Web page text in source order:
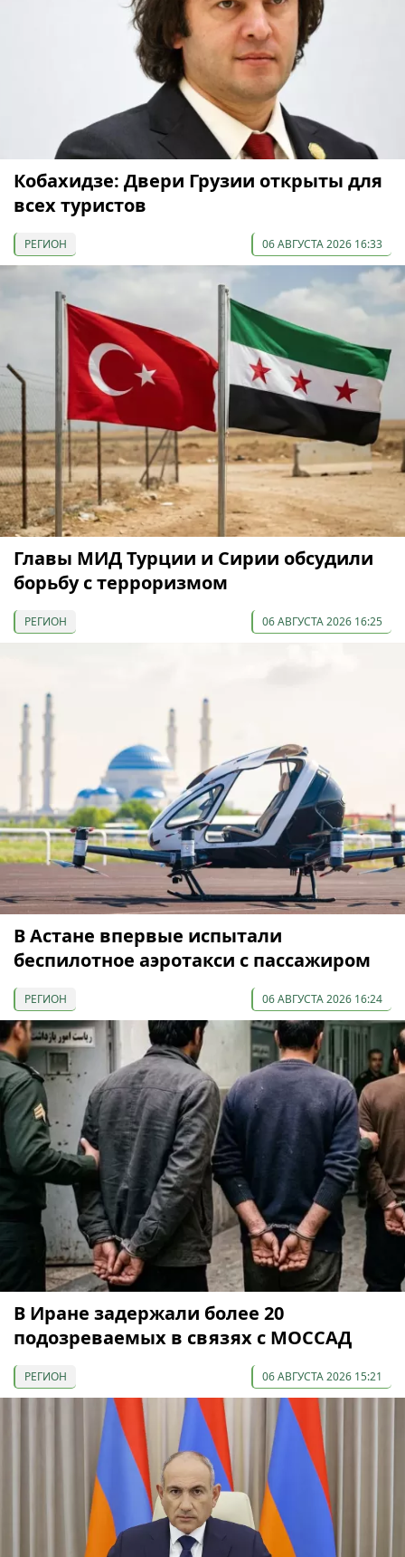
Кобахидзе: Двери Грузии открыты для
всех туристов
РЕГИОН 06 АВГУСТА 2026 16:33
Главы МИД Турции и Сирии обсудили
борьбу с терроризмом
РЕГИОН 06 АВГУСТА 2026 16:25
В Астане впервые испытали
беспилотное аэротакси с пассажиром
РЕГИОН 06 АВГУСТА 2026 16:24
В Иране задержали более 20
подозреваемых в связях с МОССАД
РЕГИОН 06 АВГУСТА 2026 15:21